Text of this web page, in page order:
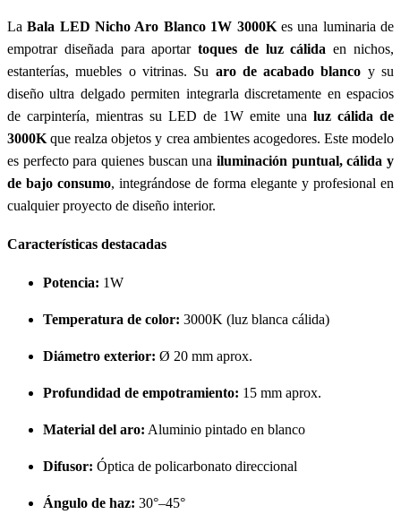
LaBala LED Nicho Aro Blanco 1W 3000Kes una luminaria de
empotrar diseñada para aportartoques de luz cálida en nichos,
estanterías, muebles o vitrinas. Su aro de acabado blanco y su
diseño ultra delgado permiten integrarla discretamente en espacios
de carpintería, mientras su LED de 1W emite una luz cálida de
3000K que realza objetos y crea ambientes acogedores. Este modelo
es perfecto para quienes buscan una iluminación puntual, cálida y
de bajo consumo, integrándose de forma elegante y profesional en
cualquier proyecto de diseño interior.
Características destacadas
Potencia: 1W
Temperatura de color: 3000K (luz blanca cálida)
Diámetro exterior: Ø 20 mm aprox.
Profundidad de empotramiento: 15 mm aprox.
Material del aro: Aluminio pintado en blanco
Difusor: Óptica de policarbonato direccional
Ángulo de haz: 30°–45°